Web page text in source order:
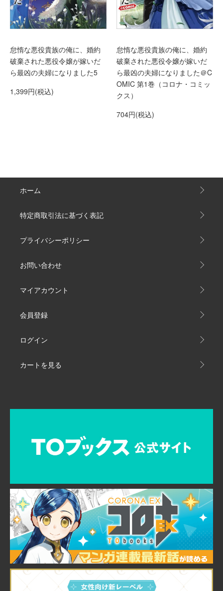
怠惰な悪役貴族の俺に、婚約
破棄された悪役令嬢が嫁いだ
ら最凶の夫婦になりました5
1,399円(税込)
怠惰な悪役貴族の俺に、婚約
破棄された悪役令嬢が嫁いだ
ら最凶の夫婦になりました＠C
OMIC 第1巻（コロナ・コミッ
クス）
704円(税込)
ホーム
特定商取引法に基づく表記
プライバシーポリシー
お問い合わせ
マイアカウント
会員登録
ログイン
カートを見る